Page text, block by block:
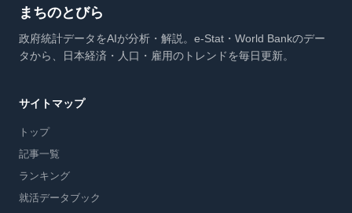
まちのとびら
政府統計データをAIが分析・解説。e-Stat・World Bankのデー
タから、日本経済・人口・雇用のトレンドを毎日更新。
サイトマップ
トップ
記事一覧
ランキング
就活データブック